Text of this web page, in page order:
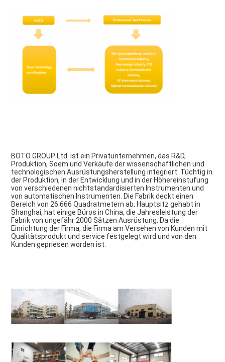
BOTO GROUP Ltd. ist ein Privatunternehmen, das R&D,
Produktion, Soem und Verkäufe der wissenschaftlichen und
technologischen Ausrüstungsherstellung integriert. Tüchtig in
der Produktion, in der Entwicklung und in der Höhereinstufung
von verschiedenen nichtstandardisierten Instrumenten und
von automatischen Instrumenten. Die Fabrik deckt einen
Bereich von 26.666 Quadratmetern ab, Hauptsitz gehabt in
Shanghai, hat einige Büros in China, die Jahresleistung der
Fabrik von ungefähr 2000 Sätzen Ausrüstung. Da die
Einrichtung der Firma, die Firma am Versehen von Kunden mit
Qualitätsprodukt und service festgelegt wird und von den
Kunden gepriesen worden ist.